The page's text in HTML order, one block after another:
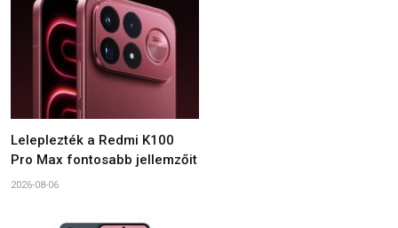
Leleplezték a Redmi K100
Pro Max fontosabb jellemzőit
2026-08-06